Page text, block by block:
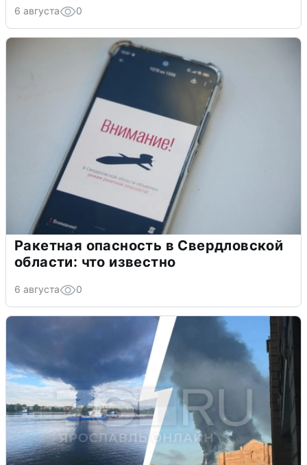
6 августа 0
Ракетная опасность в Свердловской
области: что известно
6 августа 0